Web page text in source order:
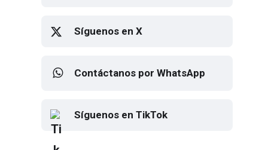
Síguenos en X
Contáctanos por WhatsApp
Síguenos en TikTok
Elton John regresa a CDMX para
despedirse en el Estadio Banorte